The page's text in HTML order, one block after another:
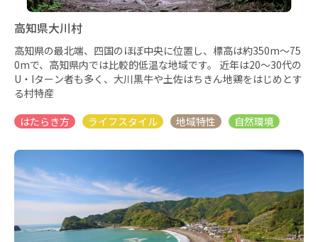
高知県大川村
高知県の最北端、四国のほぼ中央に位置し、標高は約350m～75
0mで、高知県内では比較的低温な地域です。 近年は20〜30代の
U・Iターン者も多く、大川黒牛や土佐はちきん地鶏をはじめとす
る村特産